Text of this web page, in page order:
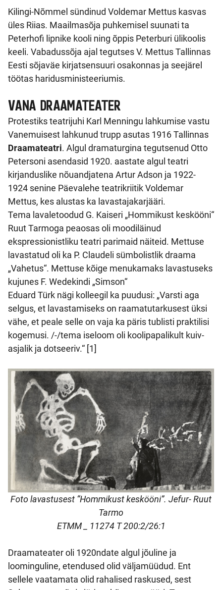
Kilingi-Nõmmel sündinud Voldemar Mettus kasvas
üles Riias. Maailmasõja puhkemisel suunati ta
Peterhofi lipnike kooli ning õppis Peterburi ülikoolis
keeli. Vabadussõja ajal tegutses V. Mettus Tallinnas
Eesti sõjaväe kirjatsensuuri osakonnas ja seejärel
töötas haridusministeeriumis.
VANA DRAAMATEATER
Protestiks teatrijuhi Karl Menningu lahkumise vastu
Vanemuisest lahkunud trupp asutas 1916 Tallinnas
Draamateatri. Algul dramaturgina tegutsenud Otto
Petersoni asendasid 1920. aastate algul teatri
kirjanduslike nõuandjatena Artur Adson ja 1922-
1924 senine Päevalehe teatrikriitik Voldemar
Mettus, kes alustas ka lavastajakarjääri.
Tema lavaletoodud G. Kaiseri „Hommikust keskööni“
Ruut Tarmoga peaosas oli moodiläinud
ekspressionistliku teatri parimaid näiteid. Mettuse
lavastatud oli ka P. Claudeli sümbolistlik draama
„Vahetus“. Mettuse kõige menukamaks lavastuseks
kujunes F. Wedekindi „Simson“
Eduard Türk nägi kolleegil ka puudusi: „Varsti aga
selgus, et lavastamiseks on raamatutarkusest üksi
vähe, et peale selle on vaja ka päris tublisti praktilisi
kogemusi. /-/tema iseloom oli koolipapalikult kuiv-
asjalik ja dotseeriv.“ [1]
Foto lavastusest “Hommikust keskööni”. Jefur- Ruut
Tarmo
ETMM _ 11274 T 200:2/26:1
Draamateater oli 1920ndate algul jõuline ja
loominguline, etendused olid väljamüüdud. Ent
sellele vaatamata olid rahalised raskused, sest